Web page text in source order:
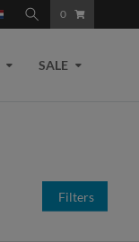
0
SALE
Filters